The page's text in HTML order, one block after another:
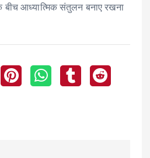
बीच आध्यात्मिक संतुलन बनाए रखना